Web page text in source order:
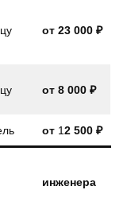
от 23 000 ₽
от 8 000 ₽
от 12 500 ₽
инженера